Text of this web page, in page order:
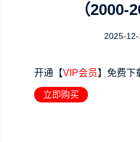
（2000-
2025-12-
开通【VIP会员】免费下
立即购买